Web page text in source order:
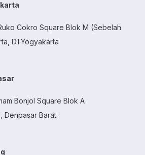
Cokro Square Blok M (Sebelah
D.I.Yogyakarta
Bonjol Square Blok A
Denpasar Barat